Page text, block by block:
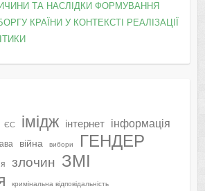
ТА НАСЛІДКИ ФОРМУВАННЯ
КРАЇНИ У КОНТЕКСТІ РЕАЛІЗАЦІЇ
ЄС імідж інтернет інформація
війна вибори ГЕНДЕР
злочин ЗМІ
кримінальна відповідальність